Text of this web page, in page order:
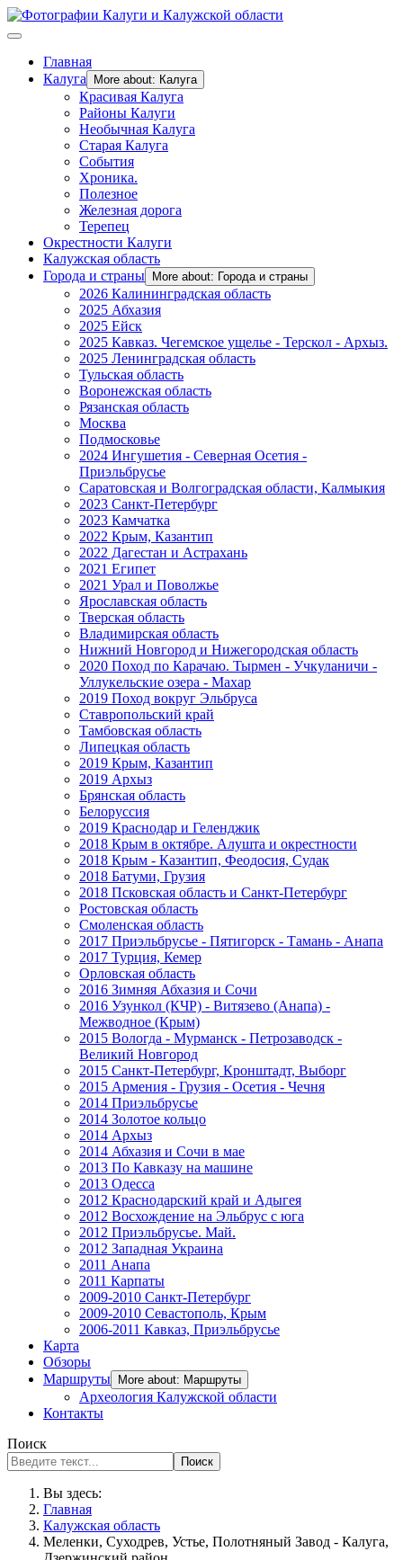
Главная
Калуга
More about: Калуга
Красивая Калуга
Районы Калуги
Необычная Калуга
Старая Калуга
События
Хроника.
Полезное
Железная дорога
Терепец
Окрестности Калуги
Калужская область
Города и страны
More about: Города и страны
2026 Калининградская область
2025 Абхазия
2025 Ейск
2025 Кавказ. Чегемское ущелье - Терскол - Архыз.
2025 Ленинградская область
Тульская область
Воронежская область
Рязанская область
Москва
Подмосковье
2024 Ингушетия - Северная Осетия -
Приэльбрусье
Саратовская и Волгоградская области, Калмыкия
2023 Санкт-Петербург
2023 Камчатка
2022 Крым, Казантип
2022 Дагестан и Астрахань
2021 Египет
2021 Урал и Поволжье
Ярославская область
Тверская область
Владимирская область
Нижний Новгород и Нижегородская область
2020 Поход по Карачаю. Тырмен - Учкуланичи -
Уллукельские озера - Махар
2019 Поход вокруг Эльбруса
Ставропольский край
Тамбовская область
Липецкая область
2019 Крым, Казантип
2019 Архыз
Брянская область
Белоруссия
2019 Краснодар и Геленджик
2018 Крым в октябре. Алушта и окрестности
2018 Крым - Казантип, Феодосия, Судак
2018 Батуми, Грузия
2018 Псковская область и Санкт-Петербург
Ростовская область
Смоленская область
2017 Приэльбрусье - Пятигорск - Тамань - Анапа
2017 Турция, Кемер
Орловская область
2016 Зимняя Абхазия и Сочи
2016 Узункол (КЧР) - Витязево (Анапа) -
Межводное (Крым)
2015 Вологда - Мурманск - Петрозаводск -
Великий Новгород
2015 Санкт-Петербург, Кронштадт, Выборг
2015 Армения - Грузия - Осетия - Чечня
2014 Приэльбрусье
2014 Золотое кольцо
2014 Архыз
2014 Абхазия и Сочи в мае
2013 По Кавказу на машине
2013 Одесса
2012 Краснодарский край и Адыгея
2012 Восхождение на Эльбрус с юга
2012 Приэльбрусье. Май.
2012 Западная Украина
2011 Анапа
2011 Карпаты
2009-2010 Санкт-Петербург
2009-2010 Севастополь, Крым
2006-2011 Кавказ, Приэльбрусье
Карта
Обзоры
Маршруты
More about: Маршруты
Археология Калужской области
Контакты
Поиск
Поиск
Вы здесь:
Главная
Калужская область
Меленки, Суходрев, Устье, Полотняный Завод - Калуга,